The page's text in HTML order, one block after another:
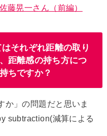
藤晃一さん（前編）
それぞれ距離の取り
距離感の持ち方につ
ちですか？
か」の問題だと思いま
subtraction(減算による